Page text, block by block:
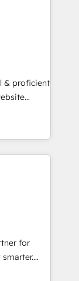
over a
& proficient
hub
Impact
Impact
🏆
🏆2017
for